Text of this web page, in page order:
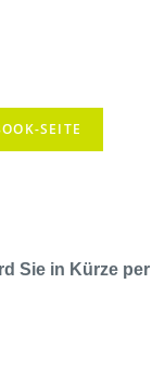
SEITE
Sie in Kürze per